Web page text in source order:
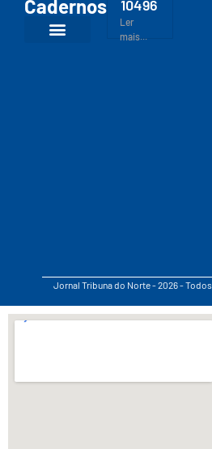
Cadernos
10496
Ler
mais...
Jornal Tribuna do Norte - 2026 -